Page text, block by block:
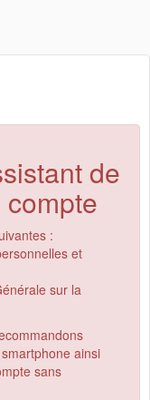
de
:
et
sur la
ainsi
sans